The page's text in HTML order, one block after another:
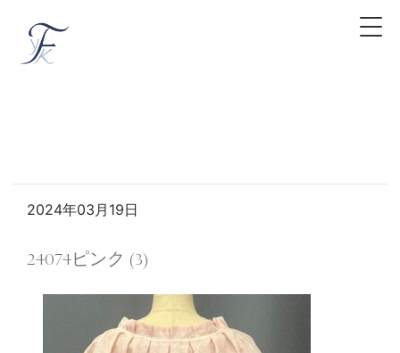
2024年03月19日
24074ピンク (3)